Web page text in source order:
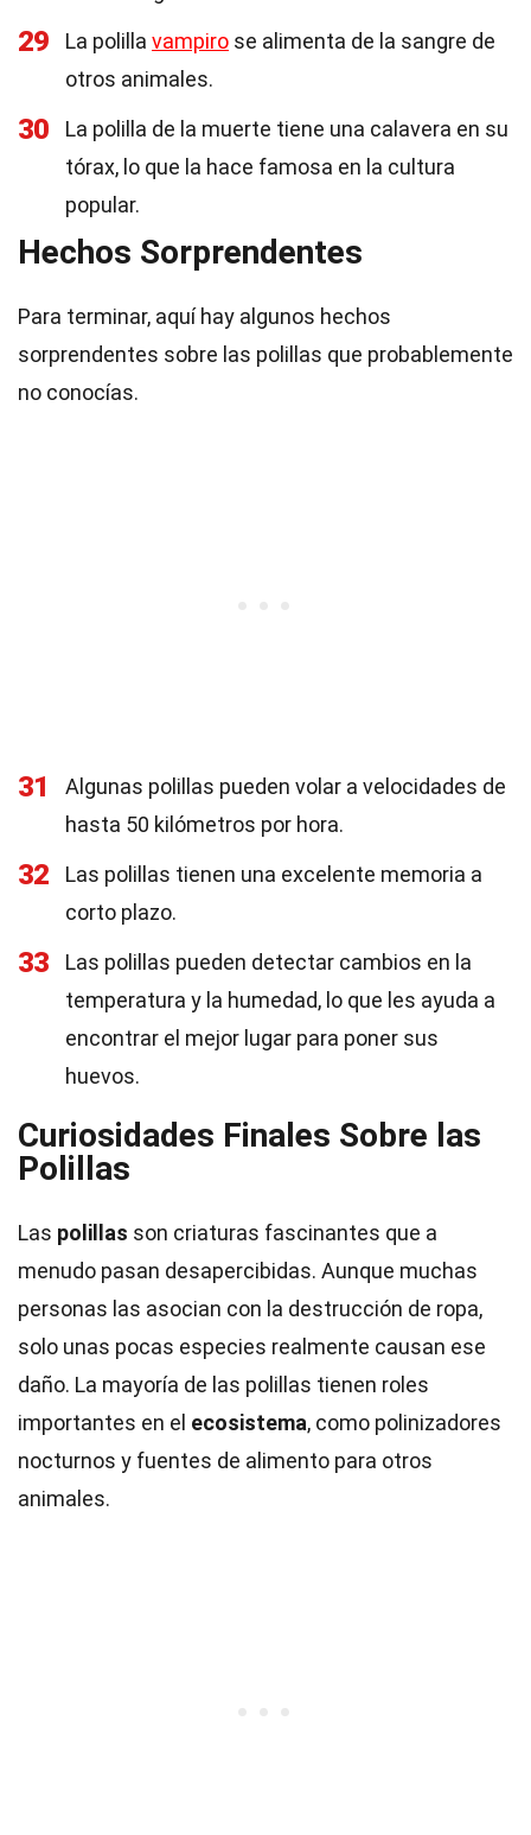
29 La polilla vampiro se alimenta de la sangre de
otros animales.
30
La polilla de la muerte tiene una calavera en su
tórax, lo que la hace famosa en la cultura
popular.
Hechos Sorprendentes
Para terminar, aquí hay algunos hechos
sorprendentes sobre las polillas que probablemente
no conocías.
31
Algunas polillas pueden volar a velocidades de
hasta 50 kilómetros por hora.
32
Las polillas tienen una excelente memoria a
corto plazo.
33
Las polillas pueden detectar cambios en la
temperatura y la humedad, lo que les ayuda a
encontrar el mejor lugar para poner sus
huevos.
Curiosidades Finales Sobre las
Polillas
Las polillas son criaturas fascinantes que a
menudo pasan desapercibidas. Aunque muchas
personas las asocian con la destrucción de ropa,
solo unas pocas especies realmente causan ese
daño. La mayoría de las polillas tienen roles
importantes en el ecosistema, como polinizadores
nocturnos y fuentes de alimento para otros
animales.